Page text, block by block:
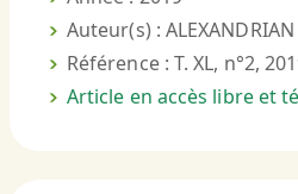
Auteur(s) : ALEXANDRIAN
Référence : T. XL, n°2,
Article en accès libre et